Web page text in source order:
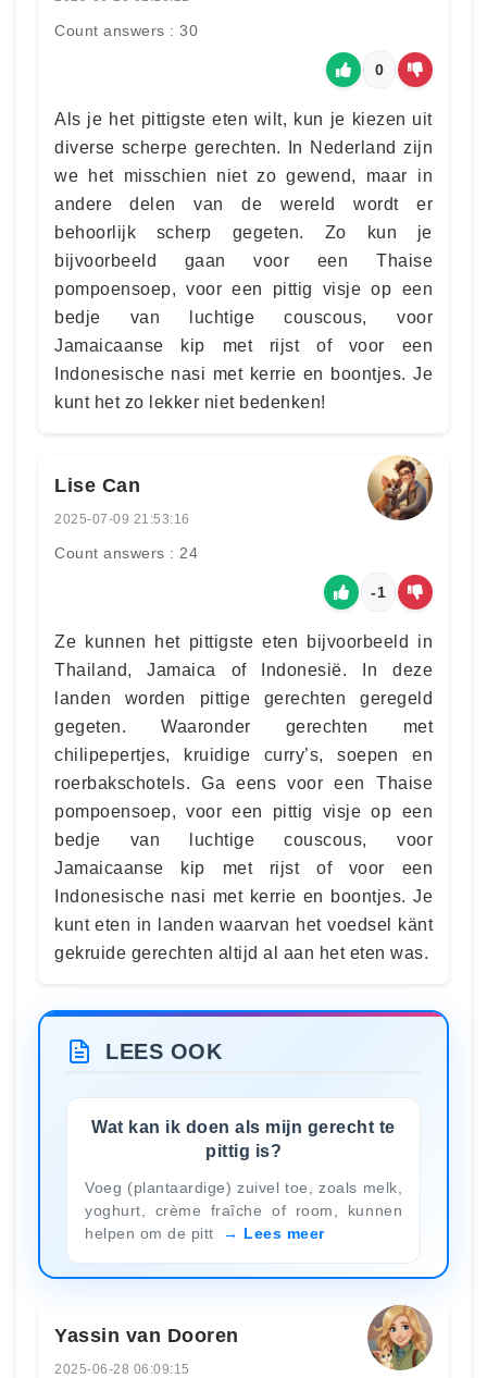
Count answers : 30
0
Als je het pittigste eten wilt, kun je kiezen uit
diverse scherpe gerechten. In Nederland zijn
we het misschien niet zo gewend, maar in
andere delen van de wereld wordt er
behoorlijk scherp gegeten. Zo kun je
bijvoorbeeld gaan voor een Thaise
pompoensoep, voor een pittig visje op een
bedje van luchtige couscous, voor
Jamaicaanse kip met rijst of voor een
Indonesische nasi met kerrie en boontjes. Je
kunt het zo lekker niet bedenken!
Lise Can
2025-07-09 21:53:16
Count answers : 24
-1
Ze kunnen het pittigste eten bijvoorbeeld in
Thailand, Jamaica of Indonesië. In deze
landen worden pittige gerechten geregeld
gegeten. Waaronder gerechten met
chilipepertjes, kruidige curry’s, soepen en
roerbakschotels. Ga eens voor een Thaise
pompoensoep, voor een pittig visje op een
bedje van luchtige couscous, voor
Jamaicaanse kip met rijst of voor een
Indonesische nasi met kerrie en boontjes. Je
kunt eten in landen waarvan het voedsel känt
gekruide gerechten altijd al aan het eten was.
LEES OOK
Wat kan ik doen als mijn gerecht te
pittig is?
Voeg (plantaardige) zuivel toe, zoals melk,
yoghurt, crème fraîche of room, kunnen
helpen om de pitt
Lees meer
Yassin van Dooren
2025-06-28 06:09:15